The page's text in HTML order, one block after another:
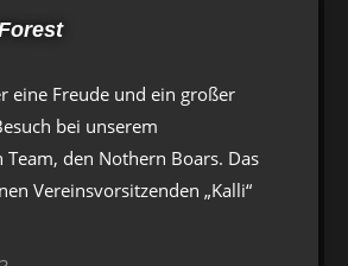
eine Freude und ein großer
bei unserem
Team, den Nothern Boars. Das
Vereinsvorsitzenden „Kalli“